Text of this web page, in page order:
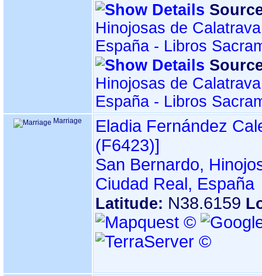
Hinojosas de
España - Libros
Hinojosas de
España - Libros
Marriage
Eladia Fernández
‎(F6423)‎‎]
San Bernardo,
Ciudad Real, España
Latitude: N38.6159